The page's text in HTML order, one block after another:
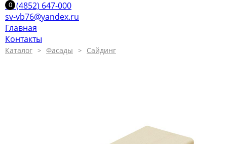
+7 (4852) 647-000
sv-vb76@yandex.ru
Главная
Контакты
Каталог Фасады Сайдинг